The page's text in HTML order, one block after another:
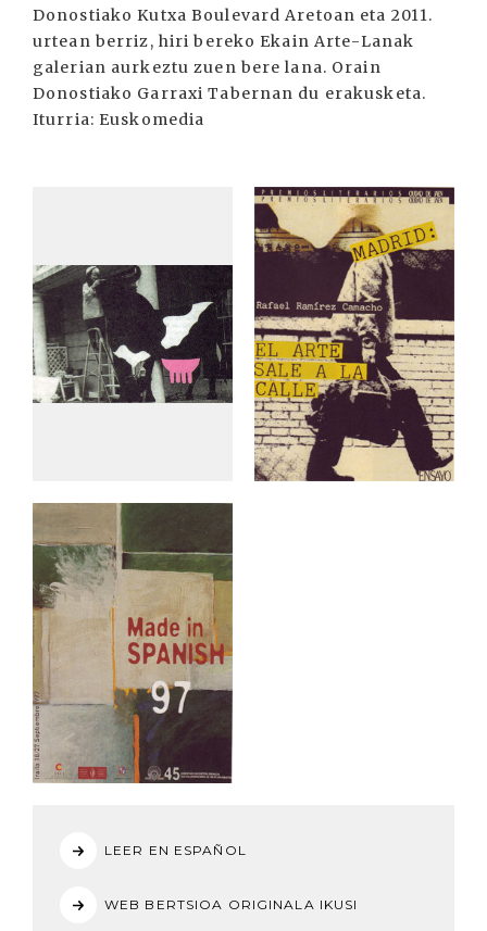
Donostiako Kutxa Boulevard Aretoan eta 2011.
urtean berriz, hiri bereko Ekain Arte-Lanak
galerian aurkeztu zuen bere lana. Orain
Donostiako Garraxi Tabernan du erakusketa.
Iturria: Euskomedia
LEER EN ESPAÑOL
WEB BERTSIOA ORIGINALA IKUSI